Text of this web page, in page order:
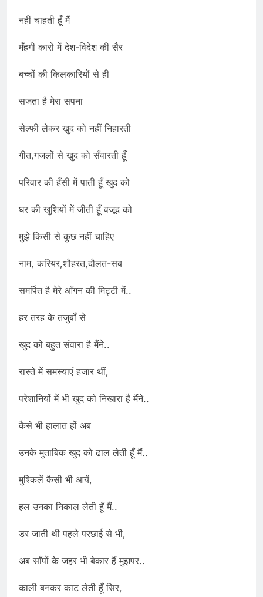
नहीं चाहती हूँ मैं
मँहगी कारों में देश-विदेश की सैर
बच्चों की किलकारियों से ही
सजता है मेरा सपना
सेल्फी लेकर खुद को नहीं निहारती
गीत,गजलों से खुद को सँवारती हूँ
परिवार की हँसी में पाती हूँ खुद को
घर की खुशियों में जीती हूँ वजूद को
मुझे किसी से कुछ नहीं चाहिए
नाम, करियर,शौहरत,दौलत-सब
समर्पित है मेरे आँगन की मिट्टी में..
हर तरह के तजुर्बों से
खुद को बहुत संवारा है मैंने..
रास्ते में समस्याएं हजार थीं,
परेशानियों में भी खुद को निखारा है मैंने..
कैसे भी हालात हों अब
उनके मुताबिक खुद को ढाल लेती हूँ मैं..
मुश्किलें कैसी भी आयें,
हल उनका निकाल लेती हूँ मैं..
डर जाती थी पहले परछाई से भी,
अब साँपों के जहर भी बेकार हैं मुझपर..
काली बनकर काट लेती हूँ सिर,